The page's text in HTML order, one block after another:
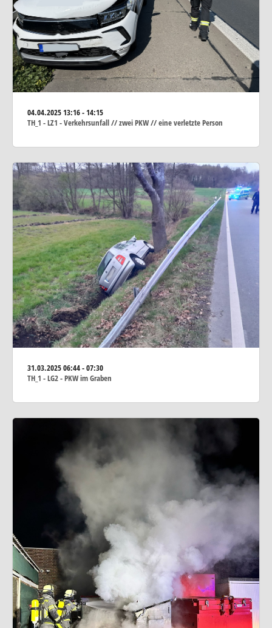
04.04.202513:16 - 14:15
TH_1 - LZ1 - Verkehrsunfall // zwei PKW // eine verletzte Person
31.03.202506:44 - 07:30
TH_1 - LG2 - PKW im Graben